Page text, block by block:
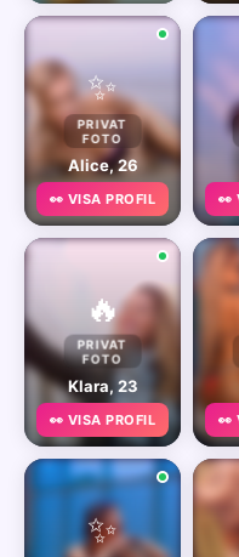
✨
PRIVAT
FOTO
Alice, 26
👀 VISA PROFIL 👀
🔥
PRIVAT
FOTO
Klara, 23
👀 VISA PROFIL 👀
✨